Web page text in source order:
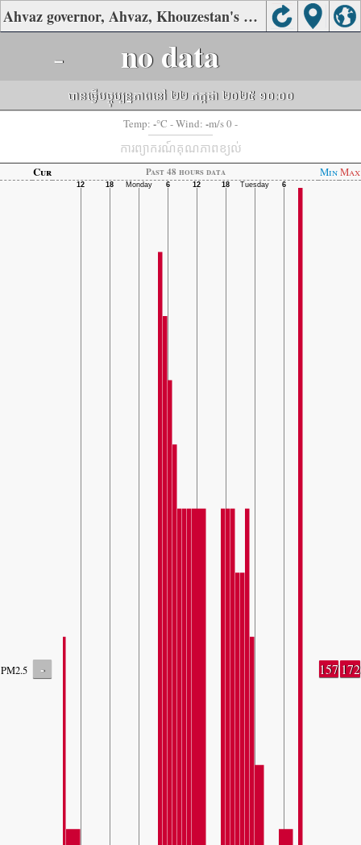
Ahvaz governor, Ahvaz, Khouzestan's Air Quality
- no data
បានធ្វើបច្ចុប្បន្នភាពនៅ ២២ កក្កដា ២០២៥ ១០:០០
Temp: -°C - Wind: -m/s 0 -
ការព្យាករណ៍គុណភាពខ្យល់
Cur Past 48 hours data MinMax
PM2.5 - 157 172